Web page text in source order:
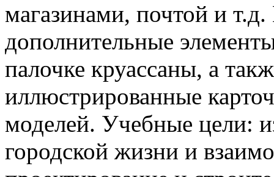
магазинами, почтой и
дополнительные
палочке круассаны, а
иллюстрированные
моделей. Учебные цели:
городской жизни и